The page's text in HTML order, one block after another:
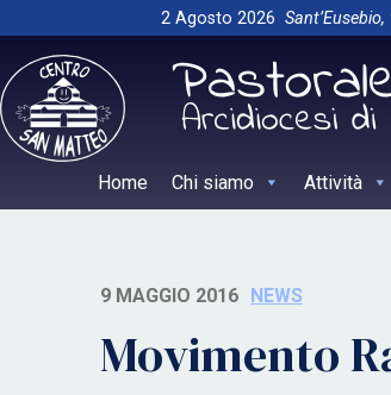
to
content
2 Agosto 2026
Home Chi siamo Attività
9 MAGGIO 2016 NEWS
Movimento